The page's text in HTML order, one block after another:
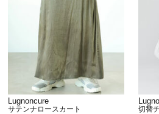
Lugnoncure
サテンナロースカート
切替